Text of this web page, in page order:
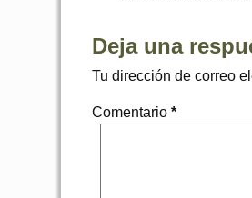
Deja una
Tu dirección de correo
Comentario*